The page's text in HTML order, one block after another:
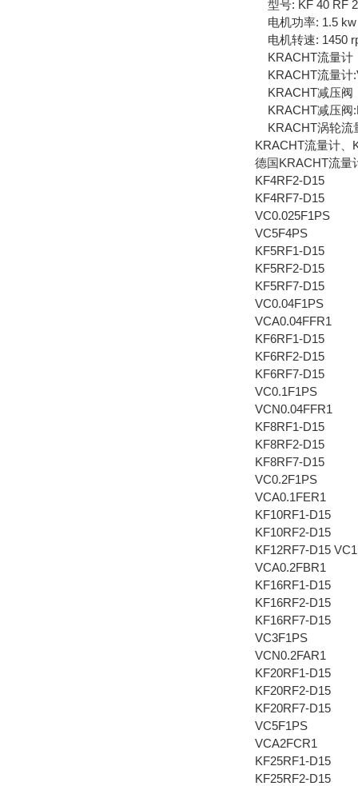
型号: KF 40 RF
电机功率: 1.5 kw
电机转速: 1450
KRACHT流量计
KRACHT流量计
KRACHT减压阀
KRACHT减压阀
KRACHT涡轮流
KRACHT流量计、
德国KRACHT流量
KF4RF2-D15
KF4RF7-D15
VC0.025F1PS
VC5F4PS
KF5RF1-D15
KF5RF2-D15
KF5RF7-D15
VC0.04F1PS
VCA0.04FFR1
KF6RF1-D15
KF6RF2-D15
KF6RF7-D15
VC0.1F1PS
VCN0.04FFR1
KF8RF1-D15
KF8RF2-D15
KF8RF7-D15
VC0.2F1PS
VCA0.1FER1
KF10RF1-D15
KF10RF2-D15
KF12RF7-D15
VCA0.2FBR1
KF16RF1-D15
KF16RF2-D15
KF16RF7-D15
VC3F1PS
VCN0.2FAR1
KF20RF1-D15
KF20RF2-D15
KF20RF7-D15
VC5F1PS
VCA2FCR1
KF25RF1-D15
KF25RF2-D15